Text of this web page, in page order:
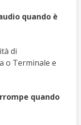
quando è
di
o Terminale e
quando